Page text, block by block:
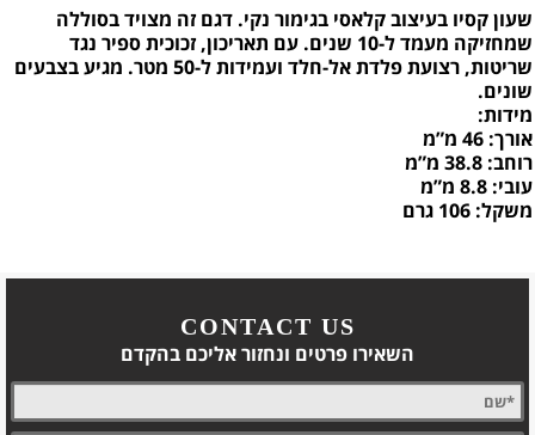
שעון קסיו בעיצוב קלאסי בגימור נקי. דגם זה מצויד בסוללה
שמחזיקה מעמד ל-10 שנים. עם תאריכון, זכוכית ספיר נגד
שריטות, רצועת פלדת אל-חלד ועמידות ל-50 מטר. מגיע בצבעים
שונים.
מידות:
אורך: 46 מ”מ
רוחב: 38.8 מ”מ
עובי: 8.8 מ”מ
משקל: 106 גרם
CONTACT US
השאירו פרטים ונחזור אליכם בהקדם